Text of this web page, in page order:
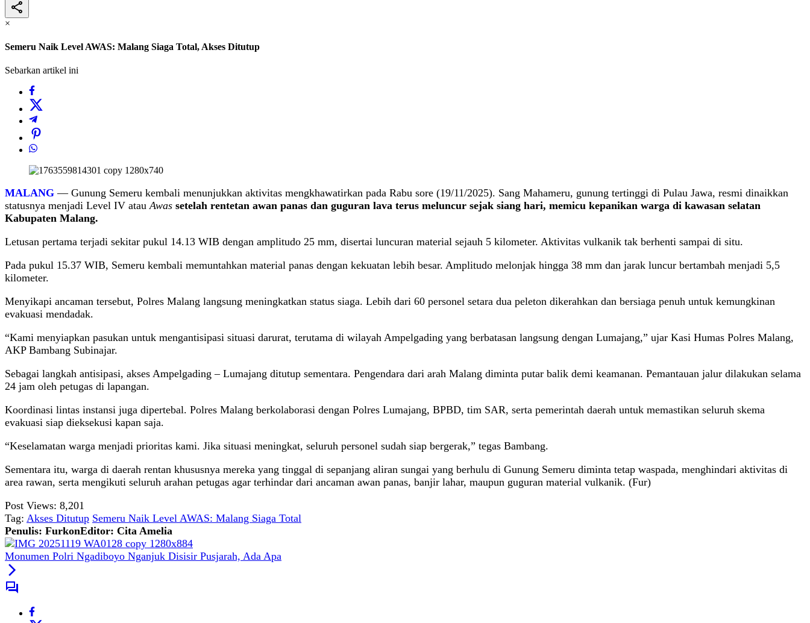
×
Semeru Naik Level AWAS: Malang Siaga Total, Akses Ditutup
Sebarkan artikel ini
MALANG — Gunung Semeru kembali menunjukkan aktivitas mengkhawatirkan pada Rabu sore (19/11/2025). Sang Mahameru, gunung tertinggi di Pulau Jawa, resmi dinaikkan
statusnya menjadi Level IV atauAwas setelah rentetan awan panas dan guguran lava terus meluncur sejak siang hari, memicu kepanikan warga di kawasan selatan
Kabupaten Malang.
Letusan pertama terjadi sekitar pukul 14.13 WIB dengan amplitudo 25 mm, disertai luncuran material sejauh 5 kilometer. Aktivitas vulkanik tak berhenti sampai di situ.
Pada pukul 15.37 WIB, Semeru kembali memuntahkan material panas dengan kekuatan lebih besar. Amplitudo melonjak hingga 38 mm dan jarak luncur bertambah menjadi 5,5
kilometer.
Menyikapi ancaman tersebut, Polres Malang langsung meningkatkan status siaga. Lebih dari 60 personel setara dua peleton dikerahkan dan bersiaga penuh untuk kemungkinan
evakuasi mendadak.
“Kami menyiapkan pasukan untuk mengantisipasi situasi darurat, terutama di wilayah Ampelgading yang berbatasan langsung dengan Lumajang,” ujar Kasi Humas Polres Malang,
AKP Bambang Subinajar.
Sebagai langkah antisipasi, akses Ampelgading – Lumajang ditutup sementara. Pengendara dari arah Malang diminta putar balik demi keamanan. Pemantauan jalur dilakukan selama
24 jam oleh petugas di lapangan.
Koordinasi lintas instansi juga dipertebal. Polres Malang berkolaborasi dengan Polres Lumajang, BPBD, tim SAR, serta pemerintah daerah untuk memastikan seluruh skema
evakuasi siap dieksekusi kapan saja.
“Keselamatan warga menjadi prioritas kami. Jika situasi meningkat, seluruh personel sudah siap bergerak,” tegas Bambang.
Sementara itu, warga di daerah rentan khususnya mereka yang tinggal di sepanjang aliran sungai yang berhulu di Gunung Semeru diminta tetap waspada, menghindari aktivitas di
area rawan, serta mengikuti seluruh arahan petugas agar terhindar dari ancaman awan panas, banjir lahar, maupun guguran material vulkanik. (Fur)
Post Views: 8,201
Tag: Akses Ditutup Semeru Naik Level AWAS: Malang Siaga Total
Penulis: FurkonEditor: Cita Amelia
Monumen Polri Ngadiboyo Nganjuk Disisir Pusjarah, Ada Apa